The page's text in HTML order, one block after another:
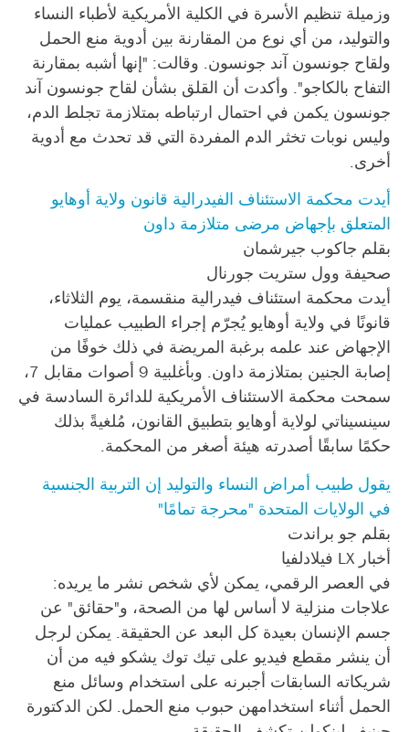
وزميلة تنظيم الأسرة في الكلية الأمريكية لأطباء النساء
والتوليد، من أي نوع من المقارنة بين أدوية منع الحمل
ولقاح جونسون آند جونسون. وقالت: "إنها أشبه بمقارنة
التفاح بالكاجو". وأكدت أن القلق بشأن لقاح جونسون آند
جونسون يكمن في احتمال ارتباطه بمتلازمة تجلط الدم،
وليس نوبات تخثر الدم المفردة التي قد تحدث مع أدوية
أخرى.
أيدت محكمة الاستئناف الفيدرالية قانون ولاية أوهايو
المتعلق بإجهاض مرضى متلازمة داون
بقلم جاكوب جيرشمان
صحيفة وول ستريت جورنال
أيدت محكمة استئناف فيدرالية منقسمة، يوم الثلاثاء،
قانونًا في ولاية أوهايو يُجرّم إجراء الطبيب عمليات
الإجهاض عند علمه برغبة المريضة في ذلك خوفًا من
إصابة الجنين بمتلازمة داون. وبأغلبية 9 أصوات مقابل 7،
سمحت محكمة الاستئناف الأمريكية للدائرة السادسة في
سينسيناتي لولاية أوهايو بتطبيق القانون، مُلغيةً بذلك
حكمًا سابقًا أصدرته هيئة أصغر من المحكمة.
يقول طبيب أمراض النساء والتوليد إن التربية الجنسية
في الولايات المتحدة "محرجة تمامًا"
بقلم جو براندت
أخبار LX فيلادلفيا
في العصر الرقمي، يمكن لأي شخص نشر ما يريده:
علاجات منزلية لا أساس لها من الصحة، و"حقائق" عن
جسم الإنسان بعيدة كل البعد عن الحقيقة. يمكن لرجل
أن ينشر مقطع فيديو على تيك توك يشكو فيه من أن
شريكاته السابقات أجبرنه على استخدام وسائل منع
الحمل أثناء استخدامهن حبوب منع الحمل. لكن الدكتورة